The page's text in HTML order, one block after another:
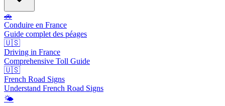
🚗
Conduire en France
Guide complet des péages
🇺🇸
Driving in France
Comprehensive Toll Guide
🇺🇸
French Road Signs
Understand French Road Signs
🌤️